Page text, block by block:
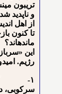
تریبون
و ناپدید
از اهل
تا کنون
مانده⁯اند؟
این
رژیم.
۱- گروه
سرکوبی،